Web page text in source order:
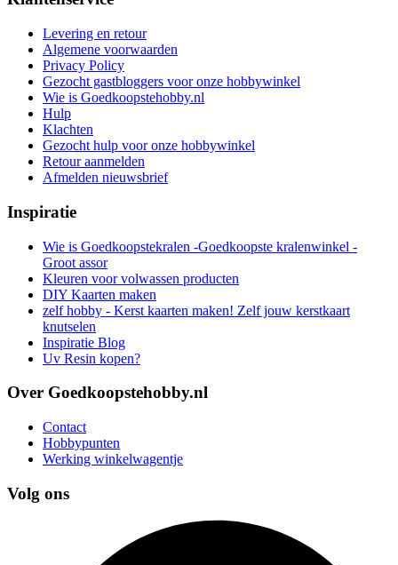
Levering en retour
Algemene voorwaarden
Privacy Policy
Gezocht gastbloggers voor onze hobbywinkel
Wie is Goedkoopstehobby.nl
Hulp
Klachten
Gezocht hulp voor onze hobbywinkel
Retour aanmelden
Afmelden nieuwsbrief
Inspiratie
Wie is Goedkoopstekralen -Goedkoopste kralenwinkel -
Groot assor
Kleuren voor volwassen producten
DIY Kaarten maken
zelf hobby - Kerst kaarten maken! Zelf jouw kerstkaart
knutselen
Inspiratie Blog
Uv Resin kopen?
Over Goedkoopstehobby.nl
Contact
Hobbypunten
Werking winkelwagentje
Volg ons